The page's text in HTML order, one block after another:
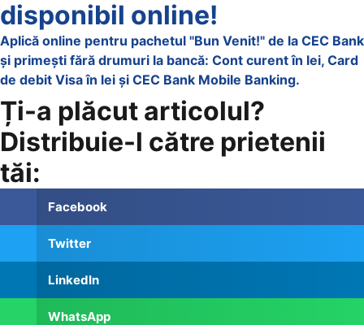
disponibil online!
Aplică online pentru pachetul "Bun Venit!" de la CEC Bank
și primești fără drumuri la bancă: Cont curent în lei, Card
de debit Visa în lei și CEC Bank Mobile Banking.​
Ți-a plăcut articolul?
Distribuie-l către prietenii
tăi:
Facebook
Twitter
LinkedIn
WhatsApp